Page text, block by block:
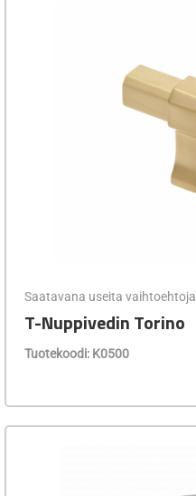
Saatavana useita vaihtoehtoja
T-Nuppivedin Torino
Tuotekoodi: K0500